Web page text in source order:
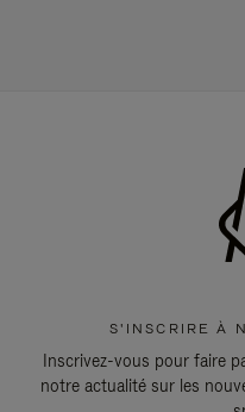
S'INSCRIRE À
Inscrivez-vous pour faire
notre actualité sur les